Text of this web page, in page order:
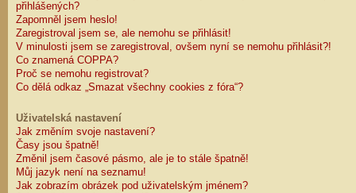
přihlášených?
Zapomněl jsem heslo!
Zaregistroval jsem se, ale nemohu se přihlásit!
V minulosti jsem se zaregistroval, ovšem nyní se nemohu přihlásit?!
Co znamená COPPA?
Proč se nemohu registrovat?
Co dělá odkaz „Smazat všechny cookies z fóra“?
Uživatelská nastavení
Jak změním svoje nastavení?
Časy jsou špatně!
Změnil jsem časové pásmo, ale je to stále špatně!
Můj jazyk není na seznamu!
Jak zobrazím obrázek pod uživatelským jménem?